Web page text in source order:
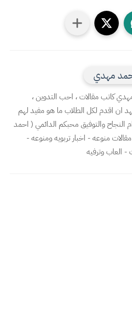
مهدي
كاتب مقالات ، احب التدوين ،
ان اقدم لكل الطلاب ما هو مفيد لهم
النجاح والتوفيق محبكم الدائمي ( احمد
منوعه - اخبار تربويه ومنوعه -
العاب وترفيه